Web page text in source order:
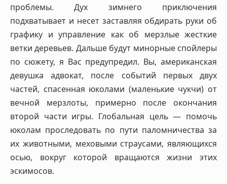
проблемы. Дух зимнего приключения
подхватывает и несет заставляя обдирать руки об
графику и управление как об мерзлые жесткие
ветки деревьев. Дальше будут минорные спойлеры
по сюжету, я Вас предупредил. Вы, американская
девушка адвокат, после событий первых двух
частей, спасенная юколами (маленькие чукчи) от
вечной мерзлоты, примерно после окончания
второй части игры. Глобальная цель — помочь
юколам проследовать по пути паломничества за
их животными, меховыми страусами, являющихся
осью, вокруг которой вращаются жизни этих
эскимосов.